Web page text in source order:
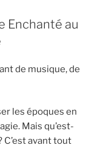
Enchanté au
de musique, de
les époques en
Mais qu’est-
C’est avant tout